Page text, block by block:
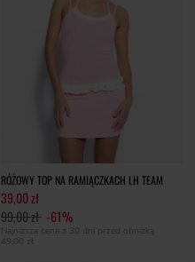
RÓŻOWY TOP NA RAMIĄCZKACH LH TEAM
39,00 zł
99,00 zł -61%
Najniższa cena z 30 dni przed obniżką
49,00 zł